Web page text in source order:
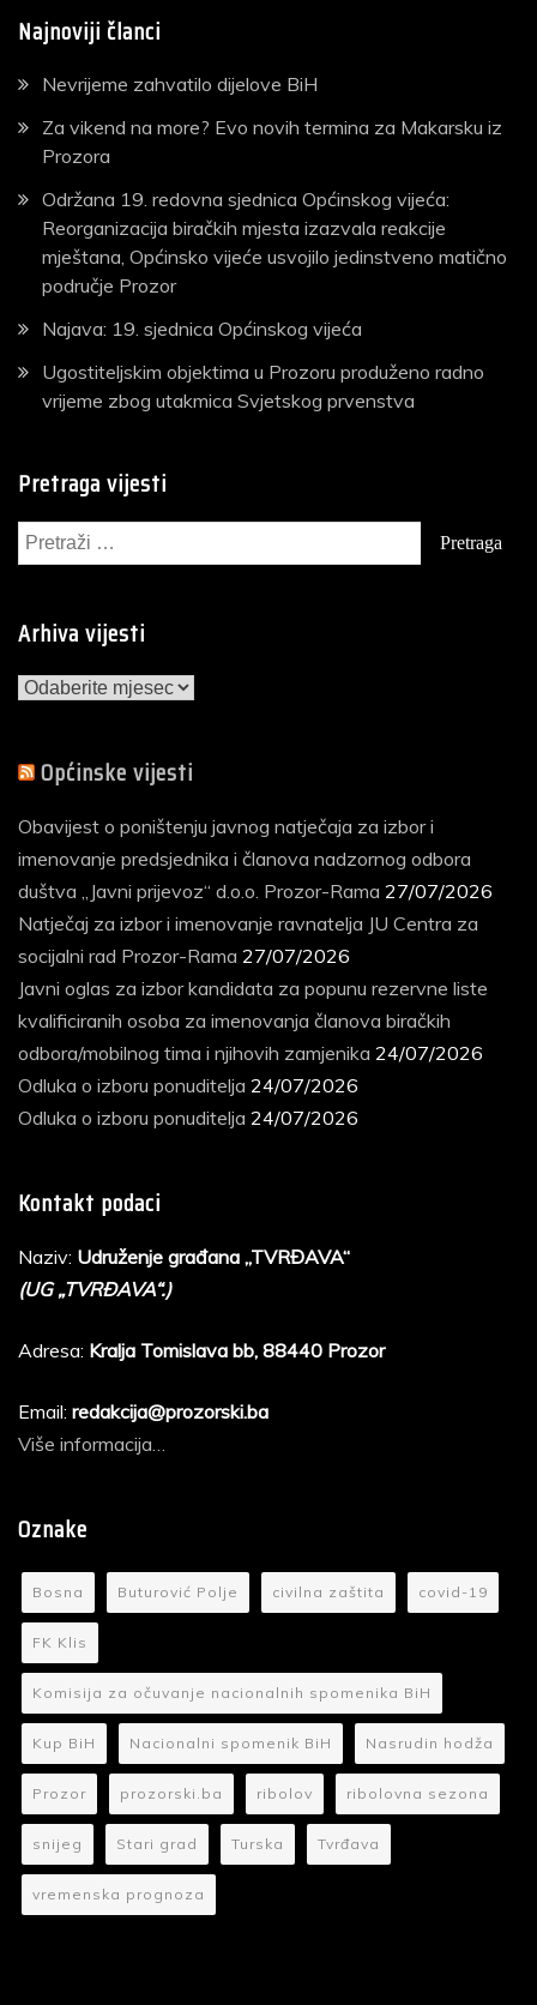
Najnoviji članci
Nevrijeme zahvatilo dijelove BiH
Za vikend na more? Evo novih termina za Makarsku iz
Prozora
Održana 19. redovna sjednica Općinskog vijeća:
Reorganizacija biračkih mjesta izazvala reakcije
mještana, Općinsko vijeće usvojilo jedinstveno matično
područje Prozor
Najava: 19. sjednica Općinskog vijeća
Ugostiteljskim objektima u Prozoru produženo radno
vrijeme zbog utakmica Svjetskog prvenstva
Pretraga vijesti
Pretraga:
Arhiva vijesti
Arhiva
Općinske vijesti
Obavijest o poništenju javnog natječaja za izbor i
imenovanje predsjednika i članova nadzornog odbora
duštva „Javni prijevoz“ d.o.o. Prozor-Rama 27/07/2026
Natječaj za izbor i imenovanje ravnatelja JU Centra za
socijalni rad Prozor-Rama 27/07/2026
Javni oglas za izbor kandidata za popunu rezervne liste
kvalificiranih osoba za imenovanja članova biračkih
odbora/mobilnog tima i njihovih zamjenika 24/07/2026
Odluka o izboru ponuditelja 24/07/2026
Odluka o izboru ponuditelja 24/07/2026
Kontakt podaci
Naziv: Udruženje građana „TVRĐAVA“
(UG „TVRĐAVA“.)
Adresa: Kralja Tomislava bb, 88440 Prozor
Email: redakcija@prozorski.ba
Više informacija…
Oznake
Bosna Buturović Polje civilna zaštita covid-19
FK Klis
Komisija za očuvanje nacionalnih spomenika BiH
Kup BiH Nacionalni spomenik BiH Nasrudin hodža
Prozor prozorski.ba ribolov ribolovna sezona
snijeg Stari grad Turska Tvrđava
vremenska prognoza